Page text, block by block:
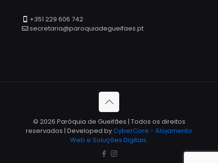
+351 229 606 742
secretaria@paroquiadegueifaes.pt
© 2026 Paróquia de Gueifães | Todos os direitos
reservados | Developed byCyberCore - Alojamento
Web e Soluções Digitais.